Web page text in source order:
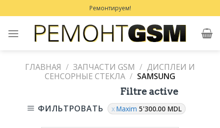
to
content
Ремонтируем!
ГЛАВНАЯ / ЗАПЧАСТИ GSM / ДИСПЛЕИ И
СЕНСОРНЫЕ СТЕКЛА / SAMSUNG
ФИЛЬТРОВАТЬ
Filtre active
Maxim5'300.00 MDL